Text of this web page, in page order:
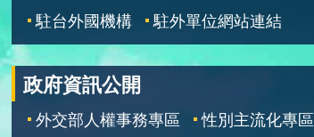
駐台外國機構
駐外單位網站連結
政府資訊公開
外交部人權事務專區 性別主流化專區